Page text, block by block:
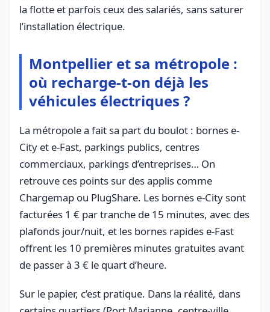
la flotte et parfois ceux des salariés, sans saturer
l’installation électrique.
Montpellier et sa métropole :
où recharge-t-on déjà les
véhicules électriques ?
La métropole a fait sa part du boulot : bornes e-
City et e-Fast, parkings publics, centres
commerciaux, parkings d’entreprises… On
retrouve ces points sur des applis comme
Chargemap ou PlugShare. Les bornes e-City sont
facturées 1 € par tranche de 15 minutes, avec des
plafonds jour/nuit, et les bornes rapides e-Fast
offrent les 10 premières minutes gratuites avant
de passer à 3 € le quart d’heure.
Sur le papier, c’est pratique. Dans la réalité, dans